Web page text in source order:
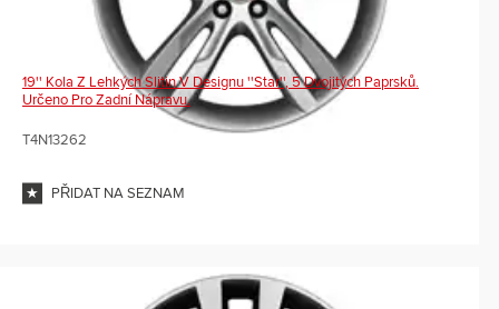
19'' Kola Z Lehkých Slitin V Designu ''Star'', 5 Dvojitých Paprsků.
Určeno Pro Zadní Nápravu.
T4N13262
PŘIDAT NA SEZNAM